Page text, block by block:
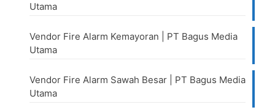
Utama
Vendor Fire Alarm Kemayoran | PT Bagus Media
Utama
Vendor Fire Alarm Sawah Besar | PT Bagus Media
Utama